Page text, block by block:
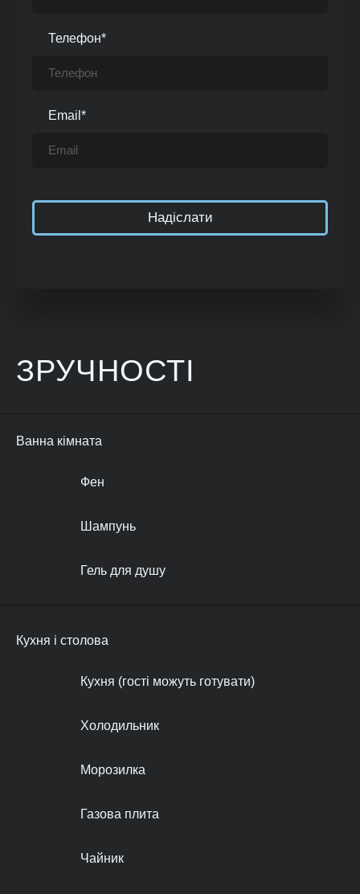
Телефон*
Email *
ЗРУЧНОСТІ
Ванна кімната
Фен
Шампунь
Гель для душу
Кухня і столова
Кухня (гості можуть готувати)
Холодильник
Морозилка
Газова плита
Чайник